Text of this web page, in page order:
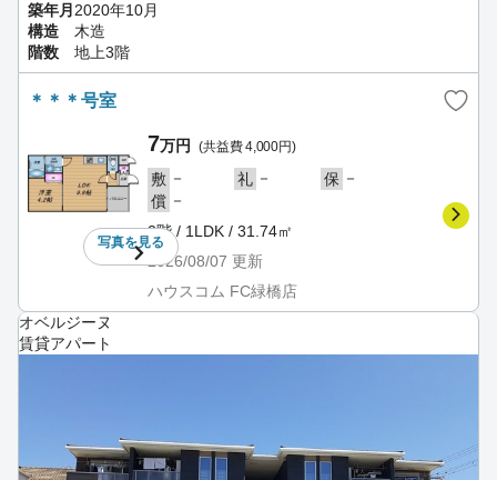
築年月 2020年10月
構造
木造
階数
地上3階
＊＊＊号室
写真を見る
7万円 (共益費 4,000円)
敷 － 礼 － 保 －
償 －
2階 / 1LDK / 31.74㎡
2026/08/07 更新
ハウスコム FC緑橋店
オベルジーヌ
賃貸アパート